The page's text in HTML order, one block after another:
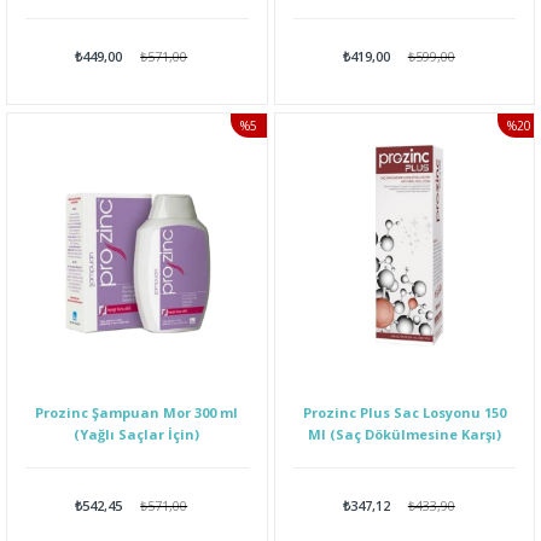
₺449,00 ₺571,00 ₺419,00 ₺599,00
Prozinc Şampuan Mor 300 ml
(Yağlı Saçlar İçin)
₺542,45 ₺571,00
%5
Prozinc Plus Sac Losyonu 150
Ml (Saç Dökülmesine Karşı)
₺347,12 ₺433,90
%20